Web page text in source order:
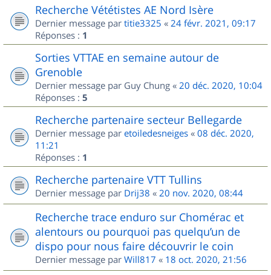
Recherche Vététistes AE Nord Isère
Dernier message par titie3325 « 24 févr. 2021, 09:17
Réponses : 1
Sorties VTTAE en semaine autour de
Grenoble
Dernier message par Guy Chung « 20 déc. 2020, 10:04
Réponses : 5
Recherche partenaire secteur Bellegarde
Dernier message par etoiledesneiges « 08 déc. 2020,
11:21
Réponses : 1
Recherche partenaire VTT Tullins
Dernier message par Drij38 « 20 nov. 2020, 08:44
Recherche trace enduro sur Chomérac et
alentours ou pourquoi pas quelqu’un de
dispo pour nous faire découvrir le coin
Dernier message par Will817 « 18 oct. 2020, 21:56